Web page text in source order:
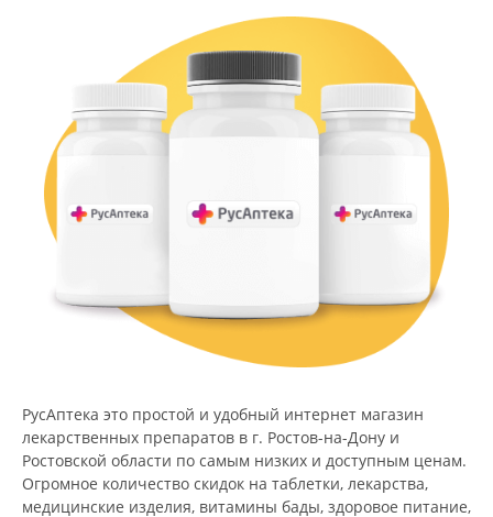
РусАптека это простой и удобный интернет магазин
лекарственных препаратов в г. Ростов-на-Дону и
Ростовской области по самым низких и доступным ценам.
Огромное количество скидок на таблетки, лекарства,
медицинские изделия, витамины бады, здоровое питание,